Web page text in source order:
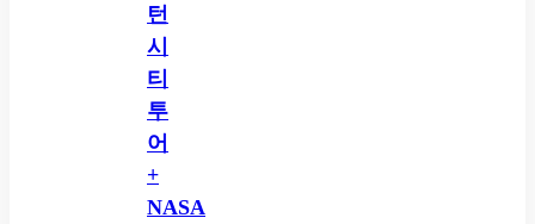
턴
시
티
투
어
+
NASA